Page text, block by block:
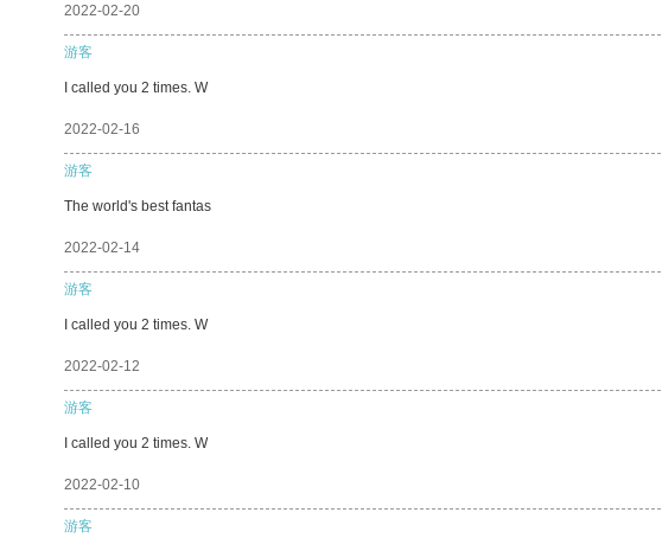
2022-02-20
游客
I called you 2 times. W
2022-02-16
游客
The world's best fantas
2022-02-14
游客
I called you 2 times. W
2022-02-12
游客
I called you 2 times. W
2022-02-10
游客